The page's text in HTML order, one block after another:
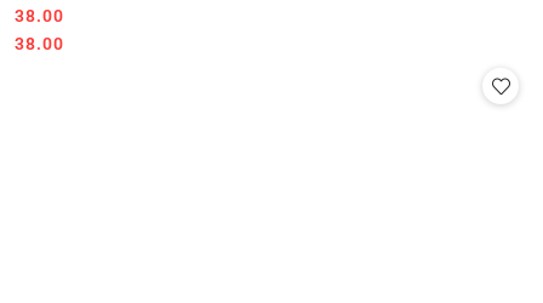
Cena:
38.00
Cena:
38.00